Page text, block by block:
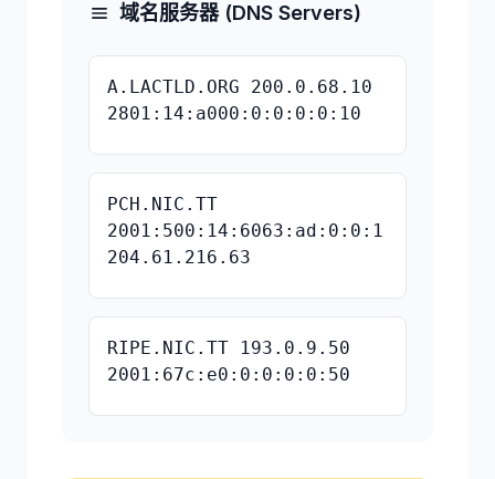
域名服务器 (DNS Servers)
A.LACTLD.ORG 200.0.68.10
2801:14:a000:0:0:0:0:10
PCH.NIC.TT
2001:500:14:6063:ad:0:0:1
204.61.216.63
RIPE.NIC.TT 193.0.9.50
2001:67c:e0:0:0:0:0:50